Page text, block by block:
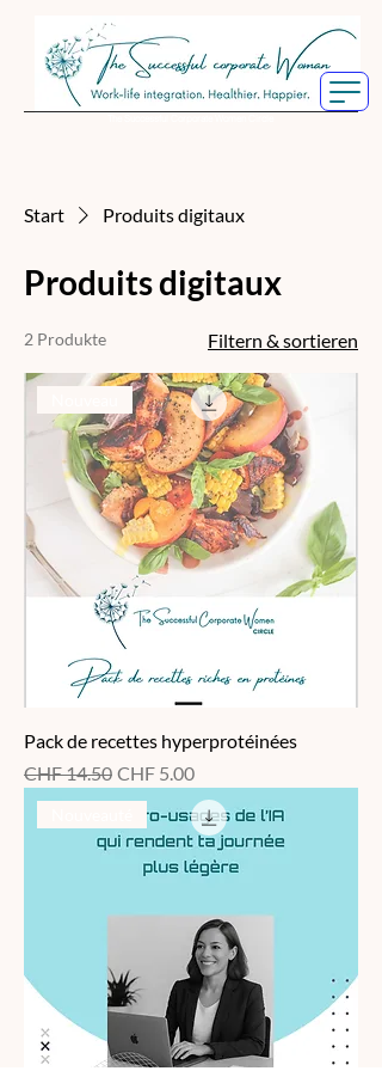
Start Produits digitaux
Produits digitaux
2 Produkte Filtern & sortieren
Pack de recettes hyperprotéinées
Standardpreis
CHF 14.50 Sale-Preis
CHF 5.00